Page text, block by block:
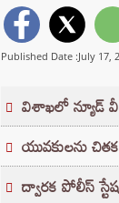
Published Date :July 17,
విశాఖలో న్యూడ్
యువకులను
ద్వారక పోలీస్